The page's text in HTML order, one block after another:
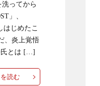
ってから
」、
はじめたこ
、炎上覚悟
氏とは […]
読む